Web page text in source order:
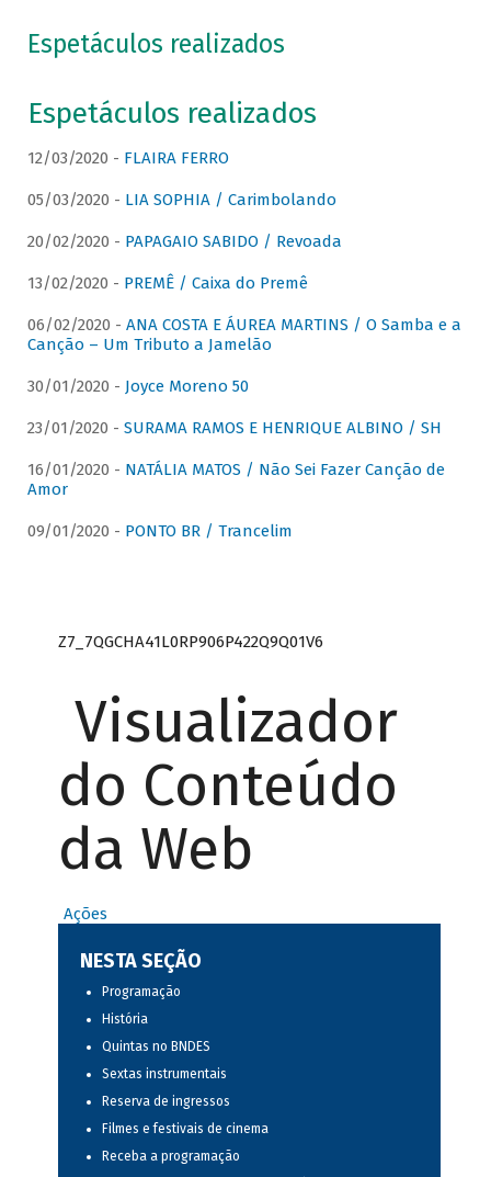
Espetáculos realizados
Espetáculos realizados
12/03/2020 - FLAIRA FERRO
05/03/2020 - LIA SOPHIA / Carimbolando
20/02/2020 - PAPAGAIO SABIDO / Revoada
13/02/2020 - PREMÊ / Caixa do Premê
06/02/2020 - ANA COSTA E ÁUREA MARTINS / O Samba e a
Canção – Um Tributo a Jamelão
30/01/2020 - Joyce Moreno 50
23/01/2020 - SURAMA RAMOS E HENRIQUE ALBINO / SH
16/01/2020 - NATÁLIA MATOS / Não Sei Fazer Canção de
Amor
09/01/2020 - PONTO BR / Trancelim
Z7_7QGCHA41L0RP906P422Q9Q01V6
Visualizador
do Conteúdo
da Web
Ações
NESTA SEÇÃO
Programação
História
Quintas no BNDES
Sextas instrumentais
Reserva de ingressos
Filmes e festivais de cinema
Receba a programação